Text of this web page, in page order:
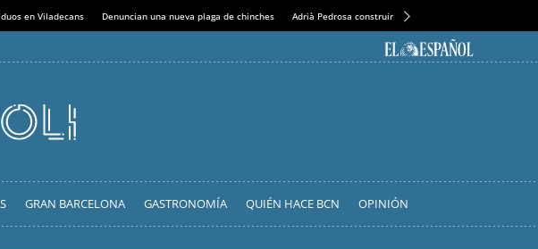
en Viladecans Denuncian una nueva plaga de chinches Adrià Pedrosa construirá la nueva residencia en el
GRAN BARCELONA GASTRONOMÍA QUIÉN HACE BCN OPINIÓN